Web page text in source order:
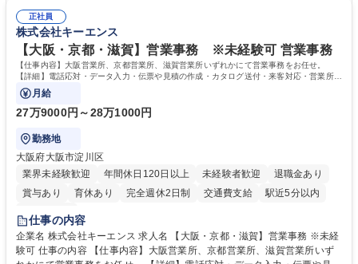
正社員
株式会社キーエンス
【大阪・京都・滋賀】営業事務 ※未経験可 営業事務
【仕事内容】大阪営業所、京都営業所、滋賀営業所いずれかにて営業事務をお任せ。
【詳細】電話応対・データ入力・伝票や見積の作成・カタログ送付・来客対応・営業所内
で発生する事務業務や業務改善をお任せ。
月給
27万9000円～28万1000円
勤務地
大阪府大阪市淀川区
業界未経験歓迎
年間休日120日以上 未経験者歓迎
退職金あり
賞与あり
育休あり 完全週休2日制 交通費支給
駅近5分以内
土日祝休み
仕事の内容
企業名 株式会社キーエンス 求人名 【大阪・京都・滋賀】営業事務 ※未経
験可 仕事の内容 【仕事内容】大阪営業所、京都営業所、滋賀営業所いず